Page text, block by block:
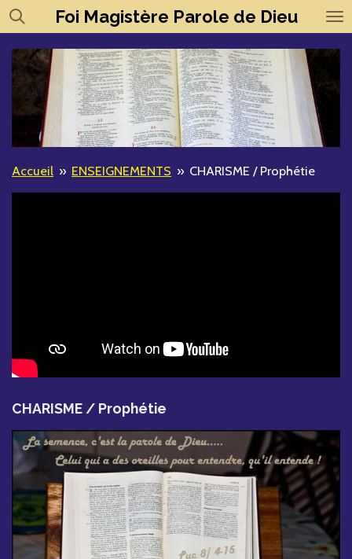
Passer
au
contenu
principal
Foi Magistère Parole de Dieu
Accueil » ENSEIGNEMENTS » CHARISME / Prophétie
CHARISME / Prophétie